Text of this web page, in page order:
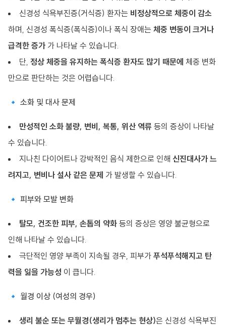
신경성 식욕부진증(거식증) 환자는 비정상적으로 체중이 감소
하며, 신경성 폭식증(폭식증)이나 폭식 장애는 체중 변동이 크거나
급격한 증가 가 나타날 수 있습니다.
단, 정상 체중을 유지하는 폭식증 환자도 많기 때문에 체중 변화
만으로 판단하는 것은 어렵습니다.
🔹 소화 및 대사 문제
만성적인 소화 불량, 변비, 복통, 위산 역류 등의 증상이 나타날
수 있습니다.
지나친 다이어트나 강박적인 음식 제한으로 인해 신진대사가 느
려지고, 변비나 설사 같은 문제 가 발생할 수 있습니다.
🔹 피부와 모발 변화
탈모, 건조한 피부, 손톱의 약화 등의 증상은 영양 불균형으로
인해 나타날 수 있습니다.
극단적인 영양 부족이 지속될 경우, 피부가 푸석푸석해지고 탄
력을 잃을 가능성 이 큽니다.
🔹 월경 이상 (여성의 경우)
생리 불순 또는 무월경(생리가 멈추는 현상)은 신경성 식욕부진